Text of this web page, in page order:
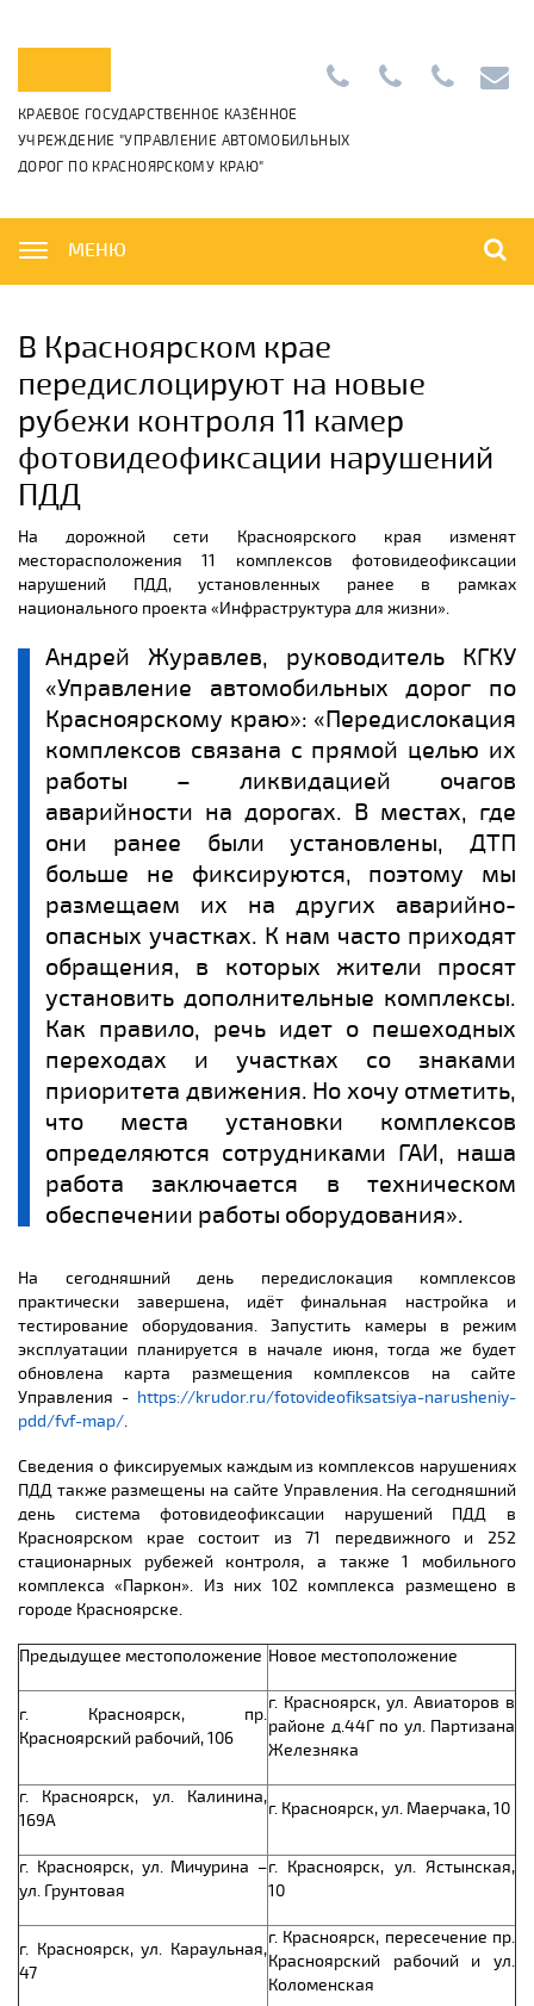
КРАЕВОЕ ГОСУДАРСТВЕННОЕ КАЗЁННОЕ
УЧРЕЖДЕНИЕ "УПРАВЛЕНИЕ АВТОМОБИЛЬНЫХ
ДОРОГ ПО КРАСНОЯРСКОМУ КРАЮ"
+7
42-
01
42-
МЕНЮ
В Красноярском крае
передислоцируют на новые
рубежи контроля 11 камер
фотовидеофиксации нарушений
ПДД
На дорожной сети Красноярского края изменят
месторасположения 11 комплексов фотовидеофиксации
нарушений ПДД, установленных ранее в рамках
национального проекта «Инфраструктура для жизни».
Андрей Журавлев, руководитель КГКУ
«Управление автомобильных дорог по
Красноярскому краю»: «Передислокация
комплексов связана с прямой целью их
работы – ликвидацией очагов
аварийности на дорогах. В местах, где
они ранее были установлены, ДТП
больше не фиксируются, поэтому мы
размещаем их на других аварийно-
опасных участках. К нам часто приходят
обращения, в которых жители просят
установить дополнительные комплексы.
Как правило, речь идет о пешеходных
переходах и участках со знаками
приоритета движения. Но хочу отметить,
что места установки комплексов
определяются сотрудниками ГАИ, наша
работа заключается в техническом
обеспечении работы оборудования».
На сегодняшний день передислокация комплексов
практически завершена, идёт финальная настройка и
тестирование оборудования. Запустить камеры в режим
эксплуатации планируется в начале июня, тогда же будет
обновлена карта размещения комплексов на сайте
Управления - https://krudor.ru/fotovideofiksatsiya-narusheniy-
pdd/fvf-map/.
Сведения о фиксируемых каждым из комплексов нарушениях
ПДД также размещены на сайте Управления. На сегодняшний
день система фотовидеофиксации нарушений ПДД в
Красноярском крае состоит из 71 передвижного и 252
стационарных рубежей контроля, а также 1 мобильного
комплекса «Паркон». Из них 102 комплекса размещено в
городе Красноярске.
Предыдущее местоположение Новое местоположение
г. Красноярск, пр.
Красноярский рабочий, 106
г. Красноярск, ул. Авиаторов в
районе д.44Г по ул. Партизана
Железняка
г. Красноярск, ул. Калинина,
169А
г. Красноярск, ул. Маерчака, 10
г. Красноярск, ул. Мичурина –
ул. Грунтовая
г. Красноярск, ул. Ястынская,
10
г. Красноярск, ул. Караульная,
47
г. Красноярск, пересечение пр.
Красноярский рабочий и ул.
Коломенская